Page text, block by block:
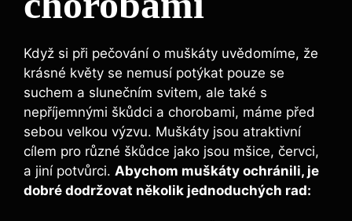
Když si při pečování o muškáty uvědomíme, že
krásné květy se nemusí potýkat pouze se
suchem a slunečním svitem, ale také s
nepříjemnými škůdci a chorobami, máme před
sebou velkou výzvu. Muškáty jsou atraktivní
cílem pro různé škůdce jako jsou mšice, červci,
a jiní potvůrci. Abychom muškáty ochránili, je
dobré dodržovat několik jednoduchých rad: